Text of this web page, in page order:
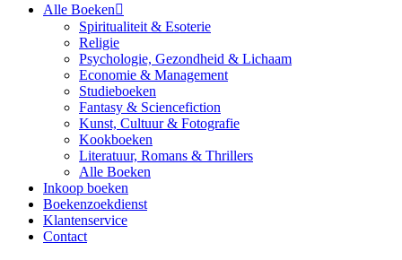
Alle Boeken
Spiritualiteit & Esoterie
Religie
Psychologie, Gezondheid & Lichaam
Economie & Management
Studieboeken
Fantasy & Sciencefiction
Kunst, Cultuur & Fotografie
Kookboeken
Literatuur, Romans & Thrillers
Alle Boeken
Inkoop boeken
Boekenzoekdienst
Klantenservice
Contact